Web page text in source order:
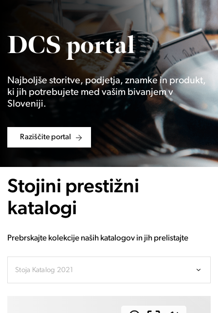
DCS portal
Najboljše storitve, podjetja, znamke in produkt,
ki jih potrebujete med vašim bivanjem v
Sloveniji.
Raziščite portal
Stojini prestižni
katalogi
Prebrskajte kolekcije naših katalogov in jih prelistajte
Stoja Katalog 2021